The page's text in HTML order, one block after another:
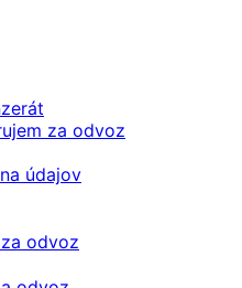
za odvoz
údajov